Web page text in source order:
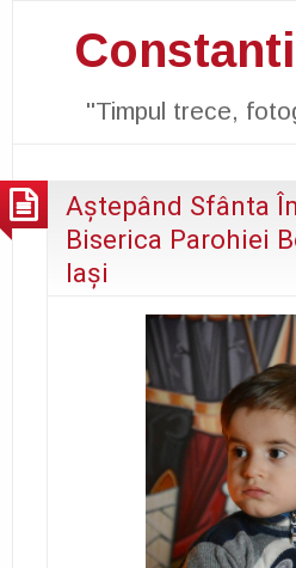
"Timpul trece,
Aştepând Sfânta
Biserica Parohiei
Iaşi